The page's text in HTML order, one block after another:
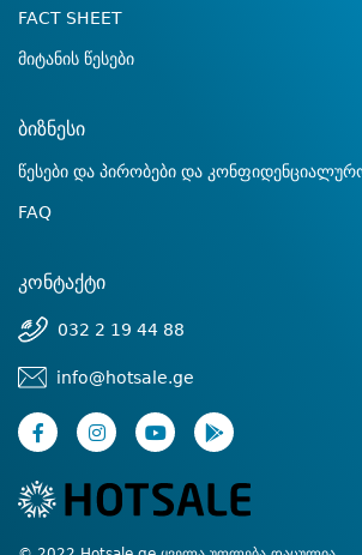
FACT SHEET
მიტანის წესები
ბიზნესი
წესები და პირობები და
FAQ
კონტაქტი
032 2 19 44 88
info@hotsale.ge